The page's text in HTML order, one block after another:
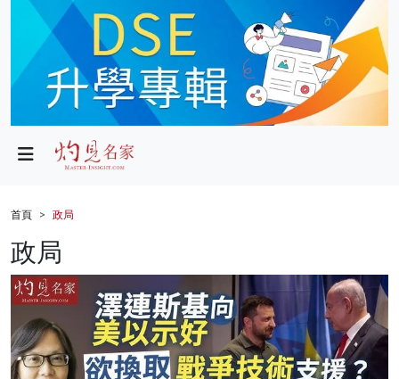
政局
財經
生活
健康
商業
科技
首頁 政局
政局